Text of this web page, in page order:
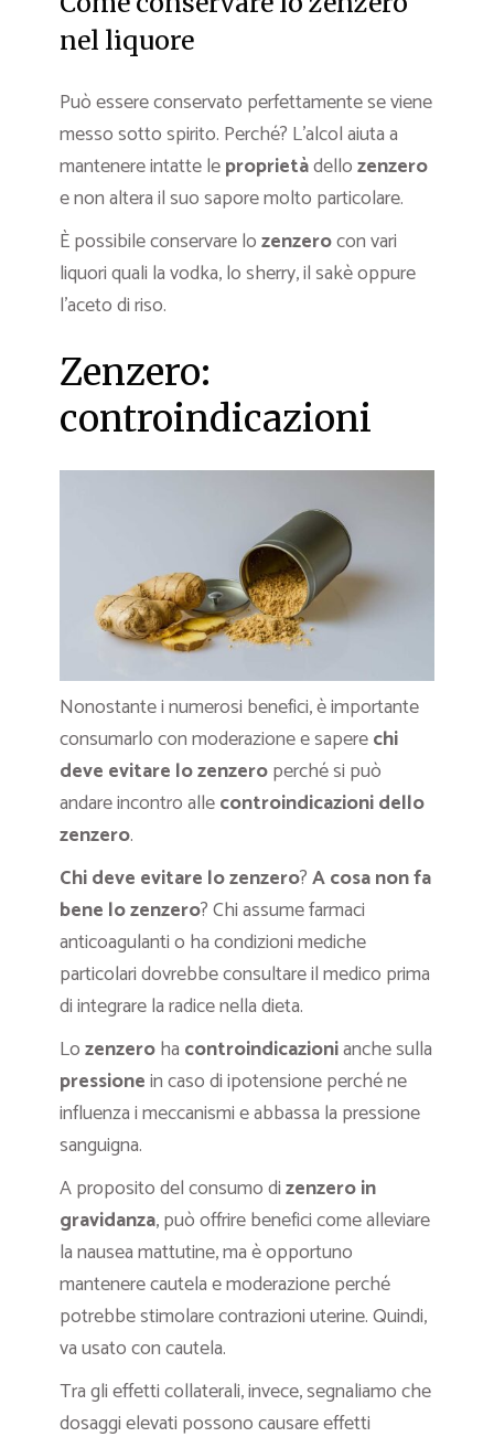
nel liquore
Può essere conservato perfettamente se viene
messo sotto spirito. Perché? L’alcol aiuta a
mantenere intatte leproprietàdellozenzero
e non altera il suo sapore molto particolare.
È possibile conservare lozenzerocon vari
liquori quali la vodka, lo sherry, il sakè oppure
l’aceto di riso.
Zenzero:
controindicazioni
Nonostante i numerosi benefici, è importante
consumarlo con moderazione e saperechi
deve evitare lo zenzeroperché si può
andare incontro allecontroindicazioni dello
zenzero.
Chi deve evitare lo zenzero?A cosa non fa
bene lo zenzero? Chi assume farmaci
anticoagulanti o ha condizioni mediche
particolari dovrebbe consultare il medico prima
di integrare la radice nella dieta.
Lozenzeroha controindicazionianche sulla
pressionein caso di ipotensione perché ne
influenza i meccanismi e abbassa la pressione
sanguigna.
A proposito del consumo dizenzero in
gravidanza, può offrire benefici come alleviare
la nausea mattutine, ma è opportuno
mantenere cautela e moderazione perché
potrebbe stimolare contrazioni uterine. Quindi,
va usato con cautela.
Tra gli effetti collaterali, invece, segnaliamo che
dosaggi elevati possono causare effetti